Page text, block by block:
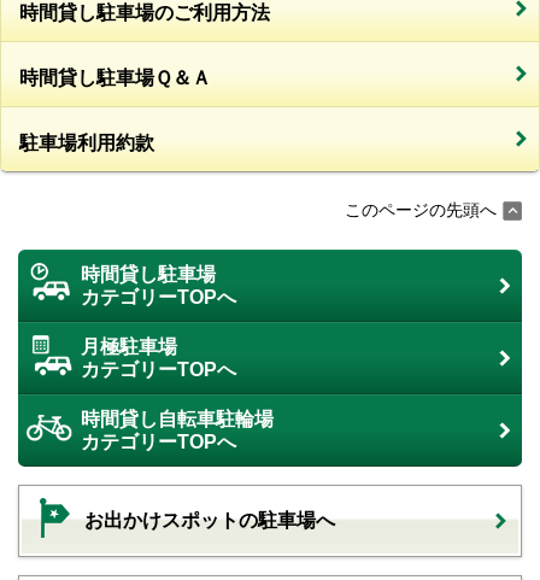
時間貸し駐車場のご利用方法
時間貸し駐車場Ｑ＆Ａ
駐車場利用約款
このページの先頭へ
時間貸し駐車場
カテゴリーTOPへ
月極駐車場
カテゴリーTOPへ
時間貸し自転車駐輪場
カテゴリーTOPへ
お出かけスポットの駐車場へ